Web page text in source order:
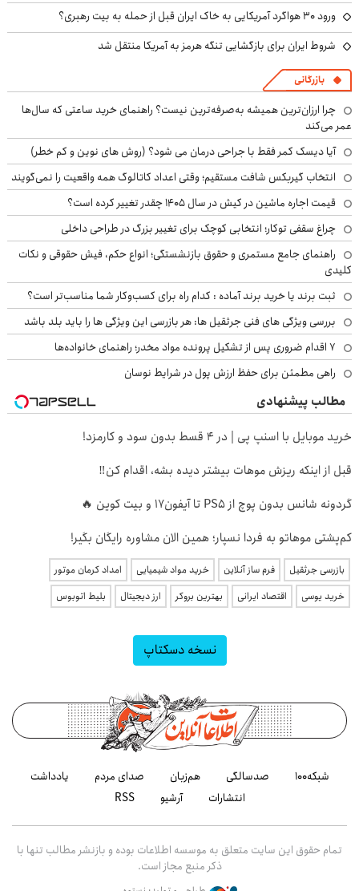
ورود ۳۰ هواگرد آمریکایی به خاک ایران قبل از حمله به بیت رهبری؟
شروط ایران برای بازگشایی تنگه هرمز به آمریکا منتقل شد
بازرگانی
چرا ارزان‌ترین همیشه به‌صرفه‌ترین نیست؟ راهنمای خرید ساعتی که سال‌ها
عمر می‌کند
آیا دیسک کمر فقط با جراحی درمان می شود؟ (روش های نوین و کم خطر)
انتخاب گیربکس شافت مستقیم؛ وقتی اعداد کاتالوگ همه واقعیت را نمی‌گویند
قیمت اجاره ماشین در کیش در سال ۱۴۰۵ چقدر تغییر کرده است؟
چراغ سقفی توکار؛ انتخابی کوچک برای تغییر بزرگ در طراحی داخلی
راهنمای جامع مستمری و حقوق بازنشستگی؛ انواع حکم، فیش حقوقی و نکات
کلیدی
ثبت برند یا خرید برند آماده : کدام راه برای کسب‌وکار شما مناسب‌تر است؟
بررسی ویژگی های فنی جرثقیل ها: هر بازرسی این ویژگی ها را باید بلد باشد
۷ اقدام ضروری پس از تشکیل پرونده مواد مخدر؛ راهنمای خانواده‌ها
راهی مطمئن برای حفظ ارزش پول در شرایط نوسان
مطالب پیشنهادی
خرید موبایل با اسنپ پی | در ۴ قسط بدون سود و کارمزد!
قبل از اینکه ریزش موهات بیشتر دیده بشه، اقدام کن‼️
گردونه شانس بدون پوچ از PS5 تا آیفون17 و بیت کوین 🔥
کم‌پشتی موهاتو به فردا نسپار؛ همین الان مشاوره رایگان بگیر!
بازرسی جرثقیل فرم ساز آنلاین خرید مواد شیمیایی
امداد کرمان موتور
خرید یوسی
اقتصاد ایرانی بهترین بروکر ارز دیجیتال بلیط اتوبوس
نسخه دسکتاپ
شبکه۱۰۰ صدسالگی هم‌زبان صدای مردم
یادداشت
انتشارات
آرشیو RSS
تمام حقوق این سایت متعلق به موسسه اطلاعات بوده و بازنشر مطالب تنها با
ذکر منبع مجاز است.